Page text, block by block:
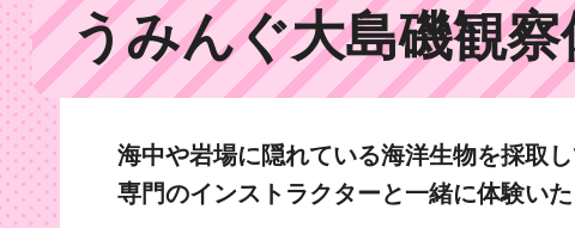
うみんぐ大島磯観察
海中や岩場に隠れている海洋生物を採取
専門のインストラクターと一緒に体験いた